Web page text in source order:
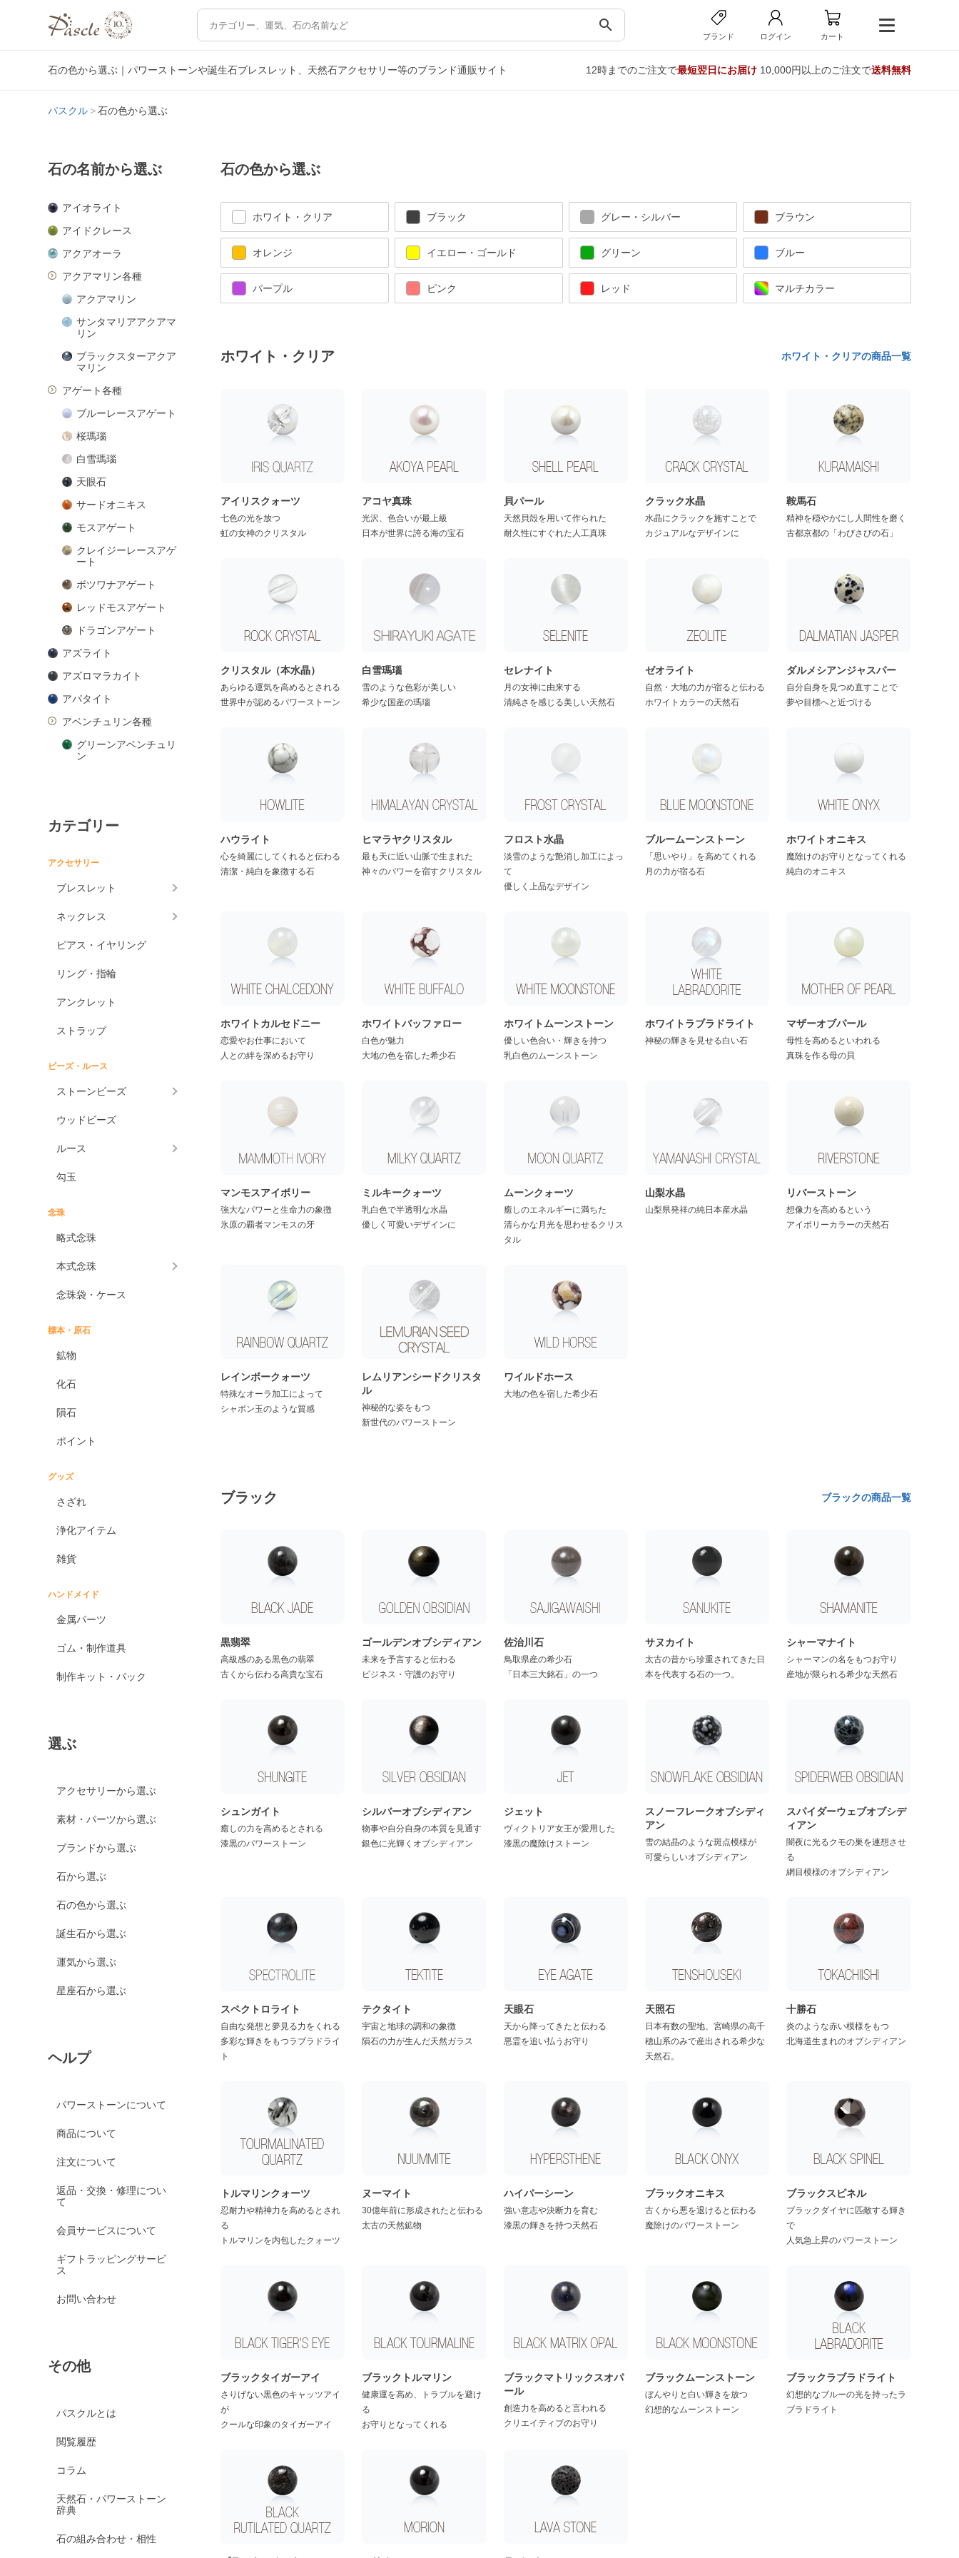
search
ブランド ログイン カート
石の色から選ぶ｜パワーストーンや誕生石ブレスレット、天然石アクセサリー等のブランド通販サイト 12時までのご注文で最短翌日にお届け10,000円以上のご注文で送料無料
パスクル 石の色から選ぶ
石の名前から選ぶ
アイオライト
アイドクレース
アクアオーラ
アクアマリン各種
アクアマリン
サンタマリアアクアマ
リン
ブラックスターアクア
マリン
アゲート各種
ブルーレースアゲート
桜瑪瑙
白雪瑪瑙
天眼石
サードオニキス
モスアゲート
クレイジーレースアゲ
ート
ボツワナアゲート
レッドモスアゲート
ドラゴンアゲート
アズライト
アズロマラカイト
アパタイト
アベンチュリン各種
グリーンアベンチュリ
ン
オレンジアベンチュリ
アマゾナイト
アメジスト各種
グリーンアメジスト
ケープアメジスト
ル
アメトリン
アンモライト
出雲石
一位
イーグルアイ
ヴァーダイト
オニキス各種
ブラックマトリックス
ドラゴンアイ
ン
シディアン
スノーフレークオブシ
マホガニーオブシディ
ピンクカルサイト
イエローカルサイト
オレンジカルサイト
カルセドニー各種
ホワイトカルセドニー
ガーネット
オレンジガーネット
グリーンガーネット
クイーンコンクシェル
ブルークォーツァイト
クリスタル各種
クリスタル（本水晶）
フロスト水晶
カテゴリー
アクセサリー
ブレスレット
ネックレス
ピアス・イヤリング
リング・指輪
アンクレット
ストラップ
ビーズ・ルース
ストーンビーズ
ウッドビーズ
ルース
勾玉
念珠
略式念珠
本式念珠
念珠袋・ケース
標本・原石
鉱物
化石
隕石
ポイント
グッズ
さざれ
浄化アイテム
雑貨
ハンドメイド
金属パーツ
ゴム・制作道具
制作キット・パック
選ぶ
アクセサリーから選ぶ
素材・パーツから選ぶ
ブランドから選ぶ
石から選ぶ
石の色から選ぶ
誕生石から選ぶ
運気から選ぶ
星座石から選ぶ
ヘルプ
パワーストーンについて
商品について
注文について
返品・交換・修理につい
て
会員サービスについて
ギフトラッピングサービ
ス
お問い合わせ
その他
パスクルとは
閲覧履歴
コラム
天然石・パワーストーン
辞典
石の組み合わせ・相性
石の色から選ぶ
ホワイト・クリア ブラック グレー・シルバー ブラウン
オレンジ イエロー・ゴールド グリーン ブルー
パープル ピンク レッド マルチカラー
ホワイト・クリア ホワイト・クリアの商品一覧
アイリスクォーツ
七色の光を放つ
虹の女神のクリスタル
アコヤ真珠
光沢、色合いが最上級
日本が世界に誇る海の宝石
貝パール
天然貝殻を用いて作られた
耐久性にすぐれた人工真珠
クラック水晶
水晶にクラックを施すことで
カジュアルなデザインに
鞍馬石
精神を穏やかにし人間性を磨く
古都京都の「わびさびの石」
クリスタル（本水晶）
あらゆる運気を高めるとされる
世界中が認めるパワーストーン
白雪瑪瑙
雪のような色彩が美しい
希少な国産の瑪瑙
セレナイト
月の女神に由来する
清純さを感じる美しい天然石
ゼオライト
自然・大地の力が宿ると伝わる
ホワイトカラーの天然石
ダルメシアンジャスパー
自分自身を見つめ直すことで
夢や目標へと近づける
ハウライト
心を綺麗にしてくれると伝わる
清潔・純白を象徴する石
ヒマラヤクリスタル
最も天に近い山脈で生まれた
神々のパワーを宿すクリスタル
フロスト水晶
淡雪のような艶消し加工によっ
て
優しく上品なデザイン
ブルームーンストーン
「思いやり」を高めてくれる
月の力が宿る石
ホワイトオニキス
魔除けのお守りとなってくれる
純白のオニキス
ホワイトカルセドニー
恋愛やお仕事において
人との絆を深めるお守り
ホワイトバッファロー
白色が魅力
大地の色を宿した希少石
ホワイトムーンストーン
優しい色合い・輝きを持つ
乳白色のムーンストーン
ホワイトラブラドライト
神秘の輝きを見せる白い石
マザーオブパール
母性を高めるといわれる
真珠を作る母の貝
マンモスアイボリー
強大なパワーと生命力の象徴
氷原の覇者マンモスの牙
ミルキークォーツ
乳白色で半透明な水晶
優しく可愛いデザインに
ムーンクォーツ
癒しのエネルギーに満ちた
清らかな月光を思わせるクリス
タル
山梨水晶
山梨県発祥の純日本産水晶
リバーストーン
想像力を高めるという
アイボリーカラーの天然石
レインボークォーツ
特殊なオーラ加工によって
シャボン玉のような質感
レムリアンシードクリスタ
ル
神秘的な姿をもつ
新世代のパワーストーン
ワイルドホース
大地の色を宿した希少石
ブラック ブラックの商品一覧
黒翡翠
高級感のある黒色の翡翠
古くから伝わる高貴な宝石
ゴールデンオブシディアン
未来を予言すると伝わる
ビジネス・守護のお守り
佐治川石
鳥取県産の希少石
「日本三大銘石」の一つ
サヌカイト
太古の昔から珍重されてきた日
本を代表する石の一つ。
シャーマナイト
シャーマンの名をもつお守り
産地が限られる希少な天然石
シュンガイト
癒しの力を高めるとされる
漆黒のパワーストーン
シルバーオブシディアン
物事や自分自身の本質を見通す
銀色に光輝くオブシディアン
ジェット
ヴィクトリア女王が愛用した
漆黒の魔除けストーン
スノーフレークオブシディ
アン
雪の結晶のような斑点模様が
可愛らしいオブシディアン
スパイダーウェブオブシデ
ィアン
闇夜に光るクモの巣を連想させ
る
網目模様のオブシディアン
スペクトロライト
自由な発想と夢見る力をくれる
多彩な輝きをもつラブラドライ
ト
テクタイト
宇宙と地球の調和の象徴
隕石の力が生んだ天然ガラス
天眼石
天から降ってきたと伝わる
悪霊を追い払うお守り
天照石
日本有数の聖地、宮崎県の高千
穂山系のみで産出される希少な
天然石。
十勝石
炎のような赤い模様をもつ
北海道生まれのオブシディアン
トルマリンクォーツ
忍耐力や精神力を高めるとされ
る
トルマリンを内包したクォーツ
ヌーマイト
30億年前に形成されたと伝わる
太古の天然鉱物
ハイパーシーン
強い意志や決断力を育む
漆黒の輝きを持つ天然石
ブラックオニキス
古くから悪を退けると伝わる
魔除けのパワーストーン
ブラックスピネル
ブラックダイヤに匹敵する輝き
で
人気急上昇のパワーストーン
ブラックタイガーアイ
さりげない黒色のキャッツアイ
が
クールな印象のタイガーアイ
ブラックトルマリン
健康運を高め、トラブルを避け
る
お守りとなってくれる
ブラックマトリックスオパ
ール
創造力を高めると言われる
クリエイティブのお守り
ブラックムーンストーン
ぼんやりと白い輝きを放つ
幻想的なムーンストーン
ブラックラブラドライト
幻想的なブルーの光を持ったラ
ブラドライト